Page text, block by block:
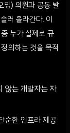
) 의원과 공동 발
러 올라간다. 이
누가 실제로 규
의하는 것을 목적
않는 개발자는 자
순한 인프라 제공